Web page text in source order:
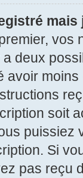
mais
vos
deux
avoir
soit
puissiez
Si
pas reçu